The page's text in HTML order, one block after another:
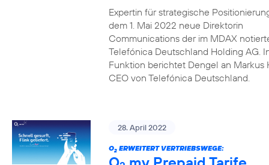
Expertin für strategische
dem 1. Mai 2022 neue Direktorin
Communications der im MDAX
Telefónica Deutschland Holding AG.
Funktion berichtet Dengel an Markus
CEO von Telefónica Deutschland.
28. April 2022
O2ERWEITERT VERTRIEBSWEGE: